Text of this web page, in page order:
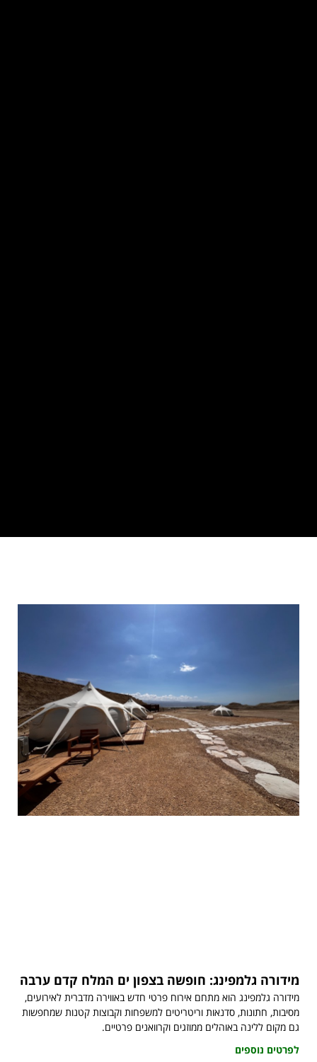
מידורה גלמפינג: חופשה בצפון ים המלח קדם ערבה
מידורה גלמפינג הוא מתחם אירוח פרטי חדש באווירה מדברית לאירועים,
מסיבות, חתונות, סדנאות וריטריטים למשפחות וקבוצות קטנות שמחפשות
גם מקום ללינה באוהלים ממוזגים וקרוואנים פרטיים.
לפרטים נוספים